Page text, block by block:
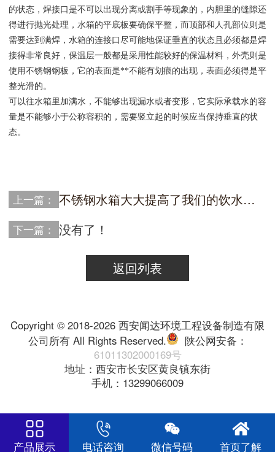
的状态，焊接口是不可以出现分离或割手等现象的，内胆里的缝隙还
得进行抛光处理，水箱的平底板要确保平整，而顶部和人孔部位则是
需要达到满焊，水箱的连接口尽可能地保证垂直的状态且必须都是焊
接得非常良好，保温层一般都是采用性能较好的保温材料，外壳则是
使用不锈钢钢板，它的表面是**不能有划痕的出现，表面必须得是平
整光滑的。
可以往水箱里加满水，不能够出现漏水或者变形，它实际承载水的容
量是不能够小于公称容积的，需要竖立起的时候应当保持垂直的状
态。
上一篇： 不锈钢水箱大大提高了我们的饮水健康
下一篇： 没有了！
返回列表
Copyright © 2018-2026 西安闻达环境工程设备制造有限
公司所有 All Rights Reserved.
陕公网安备：
61011302000169号
地址：西安市长安区黄良镇东街
手机：13299066009
产品展示 电话咨询 微信号码 首页了解